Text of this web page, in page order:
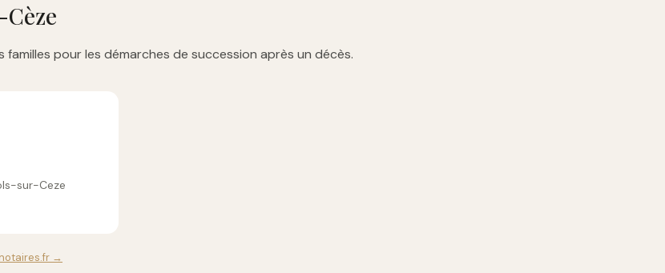
pour les démarches de succession après un décès.
sur-Ceze
→